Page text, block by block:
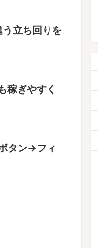
立ち回りを
稼ぎやすく
タン→フィ